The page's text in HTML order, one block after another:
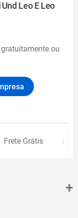
Leo E Leo
ou
Frete Grátis
+